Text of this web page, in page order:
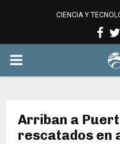
CIENCIA Y
PRIMARY
Arriban a
rescatados en